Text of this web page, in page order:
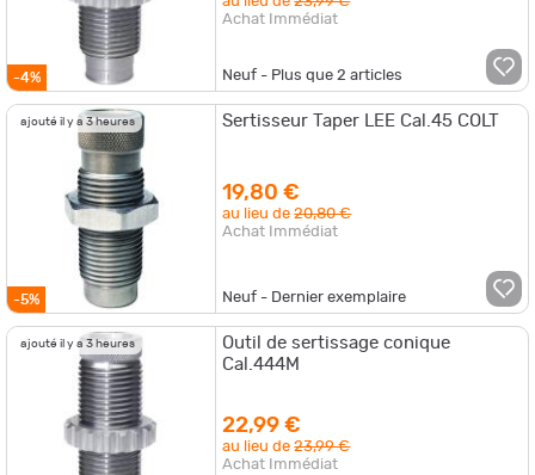
-4%
Achat Immédiat
Neuf - Plus que2 articles
ajouté il y a 3 heures
-5%
Sertisseur Taper LEE Cal.45 COLT
19,80 €
au lieu de20,80 €
Achat Immédiat
Neuf - Dernier exemplaire
ajouté il y a 3 heures
Outil de sertissage conique
Cal.444M
22,99 €
au lieu de23,99 €
Achat Immédiat